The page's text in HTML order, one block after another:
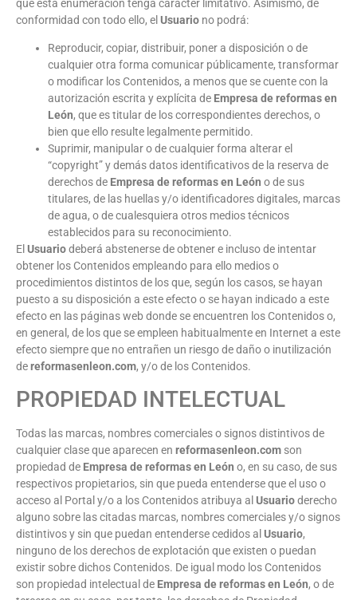
que esta enumeración tenga carácter limitativo. Asimismo, de
conformidad con todo ello, el Usuario no podrá:
Reproducir, copiar, distribuir, poner a disposición o de
cualquier otra forma comunicar públicamente, transformar
o modificar los Contenidos, a menos que se cuente con la
autorización escrita y explícita de Empresa de reformas en
León, que es titular de los correspondientes derechos, o
bien que ello resulte legalmente permitido.
Suprimir, manipular o de cualquier forma alterar el
“copyright” y demás datos identificativos de la reserva de
derechos de Empresa de reformas en León o de sus
titulares, de las huellas y/o identificadores digitales, marcas
de agua, o de cualesquiera otros medios técnicos
establecidos para su reconocimiento.
El Usuariodeberá abstenerse de obtener e incluso de intentar
obtener los Contenidos empleando para ello medios o
procedimientos distintos de los que, según los casos, se hayan
puesto a su disposición a este efecto o se hayan indicado a este
efecto en las páginas web donde se encuentren los Contenidos o,
en general, de los que se empleen habitualmente en Internet a este
efecto siempre que no entrañen un riesgo de daño o inutilización
dereformasenleon.com, y/o de los Contenidos.
PROPIEDAD INTELECTUAL
Todas las marcas, nombres comerciales o signos distintivos de
cualquier clase que aparecen en reformasenleon.com son
propiedad de Empresa de reformas en León o, en su caso, de sus
respectivos propietarios, sin que pueda entenderse que el uso o
acceso al Portal y/o a los Contenidos atribuya al Usuarioderecho
alguno sobre las citadas marcas, nombres comerciales y/o signos
distintivos y sin que puedan entenderse cedidos al Usuario,
ninguno de los derechos de explotación que existen o puedan
existir sobre dichos Contenidos. De igual modo los Contenidos
son propiedad intelectual de Empresa de reformas en León, o de